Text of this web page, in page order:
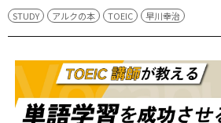
STUDY アルクの本 TOEIC 早川幸治